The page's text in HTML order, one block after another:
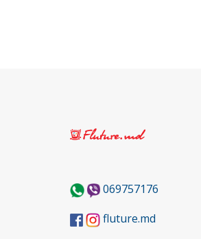
069757176
fluture.md